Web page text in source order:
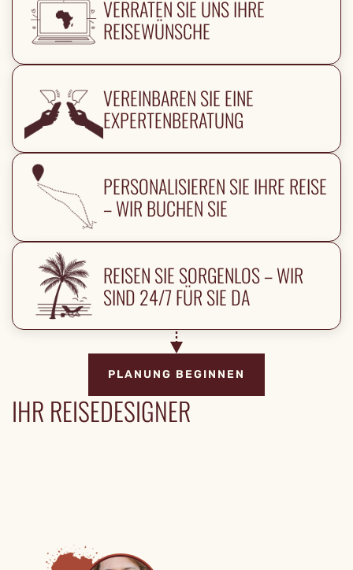
VERRATEN SIE UNS IHRE
REISEWÜNSCHE
VEREINBAREN SIE EINE
EXPERTENBERATUNG
PERSONALISIEREN SIE IHRE REISE
– WIR BUCHEN SIE
REISEN SIE SORGENLOS – WIR
SIND 24/7 FÜR SIE DA
PLANUNG BEGINNEN
IHR REISEDESIGNER